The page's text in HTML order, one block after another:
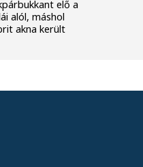
elő a
alól, máshol
akna került